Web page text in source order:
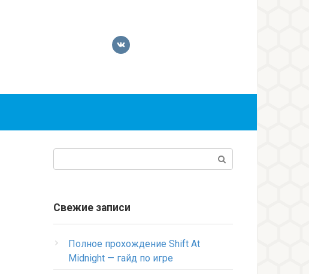
Свежие записи
Полное прохождение Shift At
Midnight — гайд по игре